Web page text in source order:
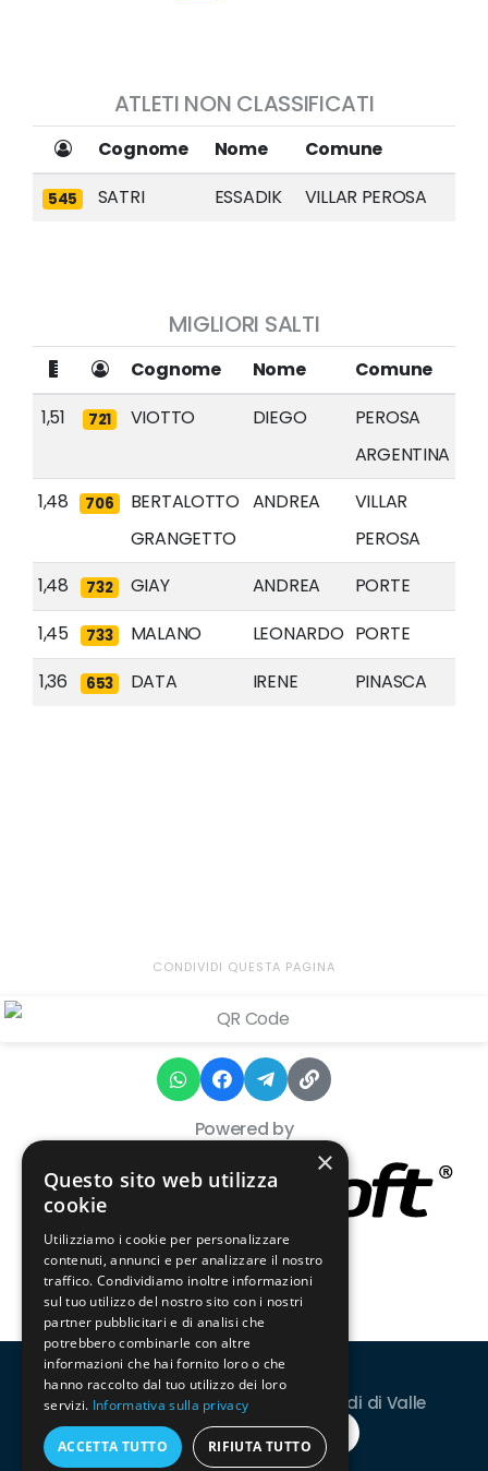
ATLETI NON CLASSIFICATI
Cognome Nome Comune
545 SATRI ESSADIK VILLAR PEROSA
MIGLIORI SALTI
Cognome Nome
Comune
1,51
721 VIOTTO DIEGO
PEROSA
ARGENTINA
1,48
706
BERTALOTTO
GRANGETTO
ANDREA
VILLAR
PEROSA
1,48
732 GIAY ANDREA
PORTE
1,45
733 MALANO LEONARDO PORTE
1,36
653 DATA IRENE PINASCA
CONDIVIDI QUESTA PAGINA
Powered by
© Copyright 2026 XXV Mini Olimpiadi di Valle
×
Questo sito web utilizza
cookie
Utilizziamo i cookie per personalizzare
contenuti, annunci e per analizzare il nostro
traffico. Condividiamo inoltre informazioni
sul tuo utilizzo del nostro sito con i nostri
partner pubblicitari e di analisi che
potrebbero combinarle con altre
informazioni che hai fornito loro o che
hanno raccolto dal tuo utilizzo dei loro
servizi. Informativa sulla privacy
ACCETTA TUTTO RIFIUTA TUTTO